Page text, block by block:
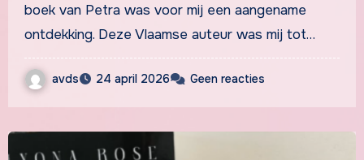
boek van Petra was voor mij een aangename
ontdekking. Deze Vlaamse auteur was mij tot…
avds 24 april 2026 Geen reacties